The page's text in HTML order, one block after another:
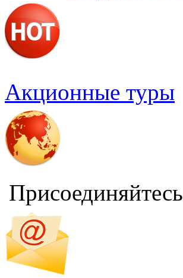
Акционные туры
Присоединяйтесь